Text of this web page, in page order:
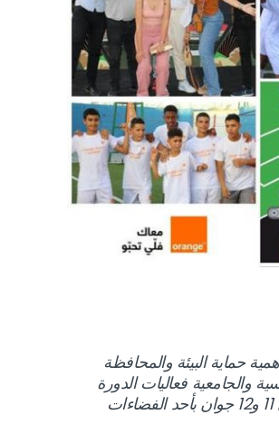
حماية البيئة والمحافظة
والجامعية فعاليات الدورة
الأولى لمسابقة Orange Junior League بين المدارس الإعدادية يومي 11 و12 جوان بأحد الفضاءات